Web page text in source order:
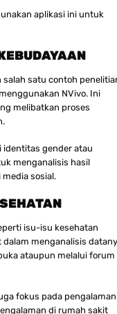
aplikasi ini untuk
salah satu contoh
NVivo. Ini
melibatkan proses
identitas gender atau
menganalisis hasil
sosial.
isu-isu kesehatan
menganalisis
ataupun melalui forum
fokus pada pengalaman
di rumah sakit